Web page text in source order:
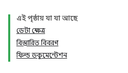
এই পৃষ্ঠায় যা যা আছে
ডেটা ক্ষেত্র
বিস্তারিত বিবরণ
ফিল্ড ডকুমেন্টেশন